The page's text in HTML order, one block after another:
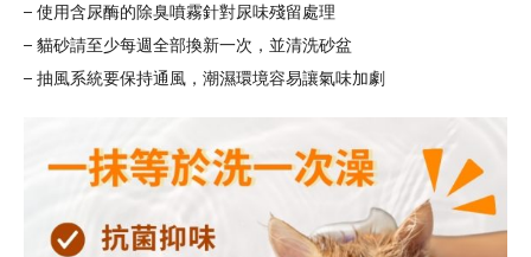
– 使用含尿酶的除臭噴霧針對尿味殘留處理
– 貓砂請至少每週全部換新一次，並清洗砂盆
– 抽風系統要保持通風，潮濕環境容易讓氣味加劇